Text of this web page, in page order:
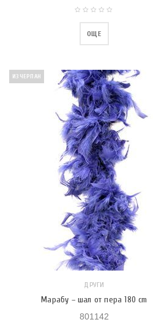
ОЩЕ
ИЗЧЕРПАН
ДРУГИ
Марабу – шал от пера 180 cm
801142